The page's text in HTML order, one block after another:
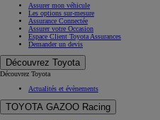
Assurer mon véhicule
Les options sur-mesure
Assurance Connectée
Assurer votre Occasion
Espace Client Toyota Assurances
Demander un devis
Découvrez Toyota
Découvrez Toyota
Actualités et évènements
TOYOTA GAZOO Racing